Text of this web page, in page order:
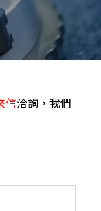
信洽詢，我們